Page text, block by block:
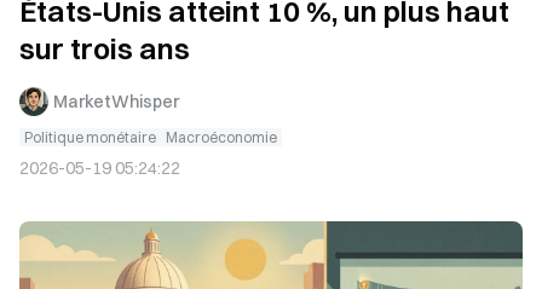
États-Unis atteint 10 %, un plus haut
sur trois ans
MarketWhisper
Politique monétaire Macroéconomie
2026-05-19 05:24:22